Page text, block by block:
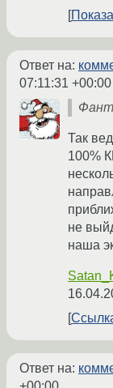
Ответ на:
07:11:31 +00:00
Так
100%
не
наша
Ответ на: